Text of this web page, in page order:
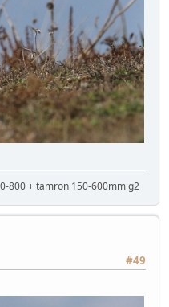
800 + tamron 150-600mm g2
#49